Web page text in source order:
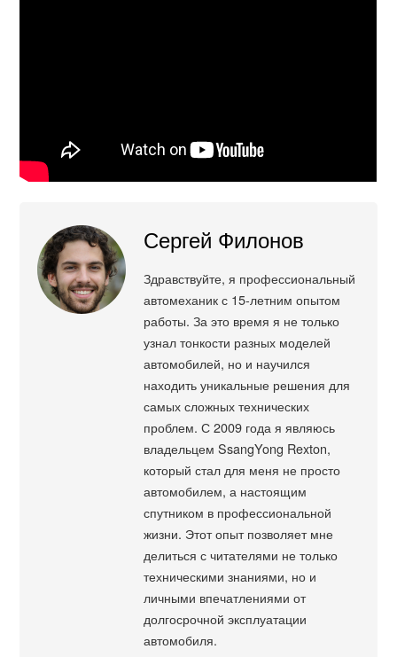
Сергей Филонов
Здравствуйте, я профессиональный
автомеханик с 15-летним опытом
работы. За это время я не только
узнал тонкости разных моделей
автомобилей, но и научился
находить уникальные решения для
самых сложных технических
проблем. С 2009 года я являюсь
владельцем SsangYong Rexton,
который стал для меня не просто
автомобилем, а настоящим
спутником в профессиональной
жизни. Этот опыт позволяет мне
делиться с читателями не только
техническими знаниями, но и
личными впечатлениями от
долгосрочной эксплуатации
автомобиля.